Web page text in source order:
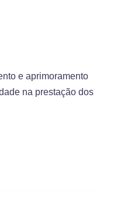
e aprimoramento
na prestação dos